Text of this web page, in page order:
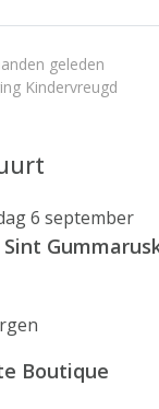
geleden
Kindervreugd
6 september
Boutique